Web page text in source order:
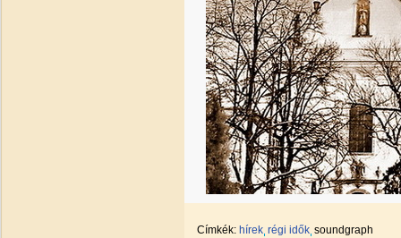
Címkék: hírek régi idők soundgraph